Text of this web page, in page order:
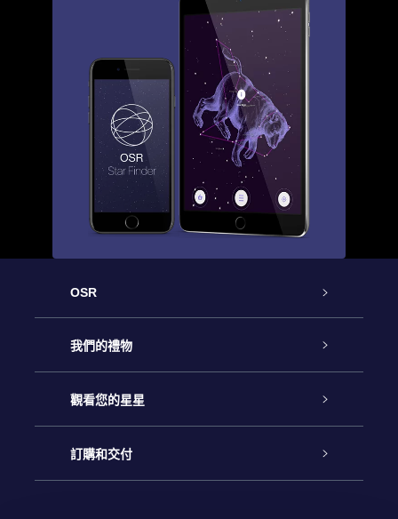
OSR
客戶服務
聯繫我們
博客
我們的禮物
Online Star禮物
OSR禮物包
觀看您的星星
星星注册
訂購和交付